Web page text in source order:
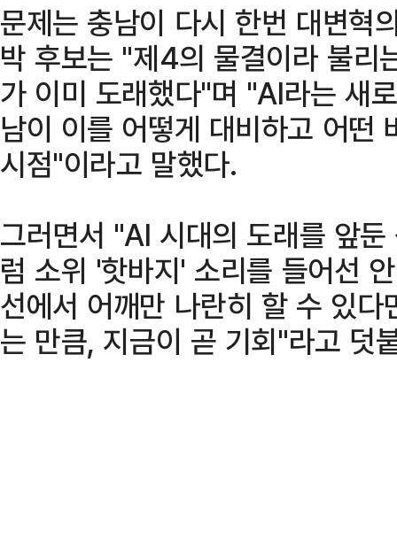
문제는 충남이 다시 한번 대변혁
박 후보는 "제4의 물결이라 불리
가 이미 도래했다"며 "AI라는 새
남이 이를 어떻게 대비하고 어떤
시점"이라고 말했다.
그러면서 "AI 시대의 도래를 앞
럼 소위 '핫바지' 소리를 들어선
선에서 어깨만 나란히 할 수 있
는 만큼, 지금이 곧 기회"라고 덧